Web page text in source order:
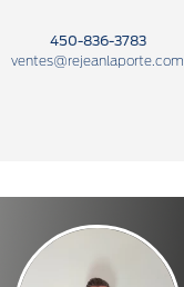
450-836-3783
ventes@rejeanlaporte.com